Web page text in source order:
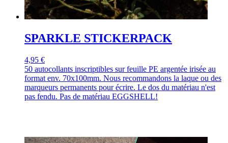
SPARKLE STICKERPACK
4,95 €
50 autocollants inscriptibles sur feuille PE argentée irisée au
format env. 70x100mm. Nous recommandons la laque ou des
marqueurs permanents pour écrire. Le dos du matériau n'est
pas fendu. Pas de matériau EGGSHELL!